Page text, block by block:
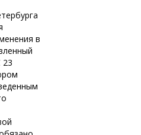
в
23